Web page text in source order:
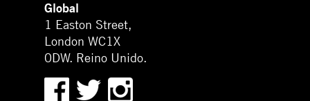
Global
1 Easton Street,
London WC1X
0DW. Reino Unido.